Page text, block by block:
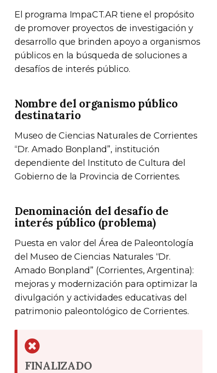
El programa ImpaCT.AR tiene el propósito
de promover proyectos de investigación y
desarrollo que brinden apoyo a organismos
públicos en la búsqueda de soluciones a
desafíos de interés público.
Nombre del organismo público
destinatario
Museo de Ciencias Naturales de Corrientes
“Dr. Amado Bonpland”, institución
dependiente del Instituto de Cultura del
Gobierno de la Provincia de Corrientes.
Denominación del desafío de
interés público (problema)
Puesta en valor del Área de Paleontología
del Museo de Ciencias Naturales “Dr.
Amado Bonpland” (Corrientes, Argentina):
mejoras y modernización para optimizar la
divulgación y actividades educativas del
patrimonio paleontológico de Corrientes.
FINALIZADO